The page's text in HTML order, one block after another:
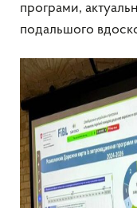
програми,
подальшого